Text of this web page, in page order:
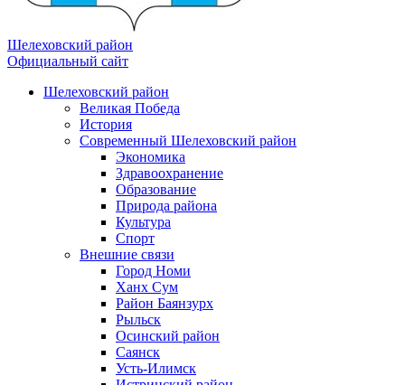
Шелеховский район
Официальный сайт
Шелеховский район
Великая Победа
История
Современный Шелеховский район
Экономика
Здравоохранение
Образование
Природа района
Культура
Спорт
Внешние связи
Город Номи
Ханх Сум
Район Баянзурх
Рыльск
Осинский район
Саянск
Усть-Илимск